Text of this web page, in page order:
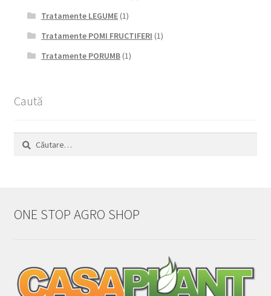
Tratamente LEGUME(1)
Tratamente POMI FRUCTIFERI (1)
Tratamente PORUMB(1)
Caută
Caută
ONE STOP AGRO SHOP